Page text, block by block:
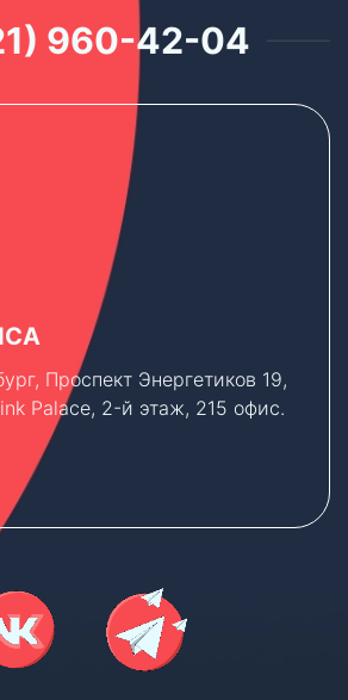
960-42-04
Проспект Энергетиков 19,
Palace, 2-й этаж, 215 офис.